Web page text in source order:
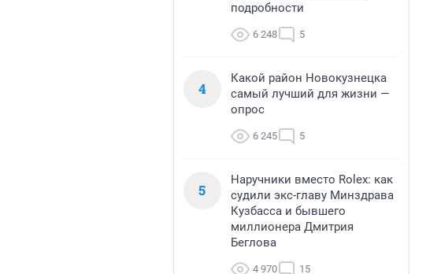
подробности
6 248 5
4
Какой район Новокузнецка
самый лучший для жизни —
опрос
6 245 5
5
Наручники вместо Rolex: как
судили экс-главу Минздрава
Кузбасса и бывшего
миллионера Дмитрия
Беглова
4 970 15